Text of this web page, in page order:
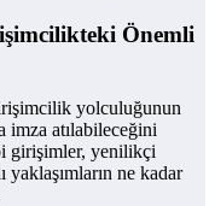
Önemli
yolculuğunun
imza atılabileceğini
girişimler, yenilikçi
yaklaşımların ne kadar